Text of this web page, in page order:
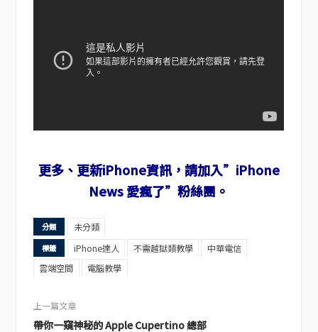
更多、更新iPhone資訊，請加入”iPhone
News 愛瘋了”粉絲團。
分類 未分類
標籤 iPhone達人 不需越獄類教學
中華電信
雲端空間
電腦教學
上一篇文章
帶你一窺神秘的 Apple Cupertino 總部